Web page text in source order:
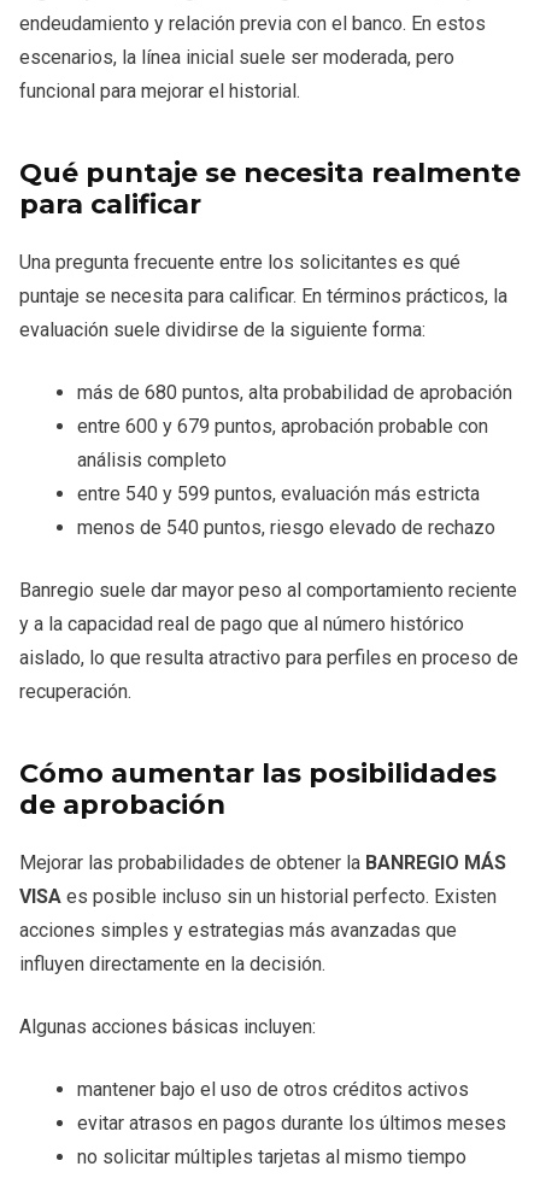
endeudamiento y relación previa con el banco. En estos
escenarios, la línea inicial suele ser moderada, pero
funcional para mejorar el historial.
Qué puntaje se necesita realmente
para calificar
Una pregunta frecuente entre los solicitantes es qué
puntaje se necesita para calificar. En términos prácticos, la
evaluación suele dividirse de la siguiente forma:
más de 680 puntos, alta probabilidad de aprobación
entre 600 y 679 puntos, aprobación probable con
análisis completo
entre 540 y 599 puntos, evaluación más estricta
menos de 540 puntos, riesgo elevado de rechazo
Banregio suele dar mayor peso al comportamiento reciente
y a la capacidad real de pago que al número histórico
aislado, lo que resulta atractivo para perfiles en proceso de
recuperación.
Cómo aumentar las posibilidades
de aprobación
Mejorar las probabilidades de obtener la BANREGIO MÁS
VISA es posible incluso sin un historial perfecto. Existen
acciones simples y estrategias más avanzadas que
influyen directamente en la decisión.
Algunas acciones básicas incluyen:
mantener bajo el uso de otros créditos activos
evitar atrasos en pagos durante los últimos meses
no solicitar múltiples tarjetas al mismo tiempo